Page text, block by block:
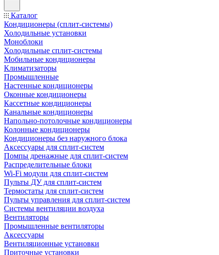
Каталог
Кондиционеры (сплит-системы)
Холодильные установки
Моноблоки
Холодильные сплит-системы
Мобильные кондиционеры
Климатизаторы
Промышленные
Настенные кондиционеры
Оконные кондиционеры
Кассетные кондиционеры
Канальные кондиционеры
Напольно-потолочные кондиционеры
Колонные кондиционеры
Кондиционеры без наружного блока
Аксессуары для сплит-систем
Помпы дренажные для сплит-систем
Распределительные блоки
Wi-Fi модули для сплит-систем
Пульты ДУ для сплит-систем
Термостаты для сплит-систем
Пульты управления для сплит-систем
Системы вентиляции воздуха
Вентиляторы
Промышленные вентиляторы
Аксессуары
Вентиляционные установки
Приточные установки